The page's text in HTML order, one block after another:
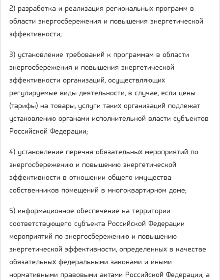
2) разработка и реализация региональных программ в
области энергосбережения и повышения энергетической
эффективности;
3) установление требований к программам в области
энергосбережения и повышения энергетической
эффективности организаций, осуществляющих
регулируемые виды деятельности, в случае, если цены
(тарифы) на товары, услуги таких организаций подлежат
установлению органами исполнительной власти субъектов
Российской Федерации;
4) установление перечня обязательных мероприятий по
энергосбережению и повышению энергетической
эффективности в отношении общего имущества
собственников помещений в многоквартирном доме;
5) информационное обеспечение на территории
соответствующего субъекта Российской Федерации
мероприятий по энергосбережению и повышению
энергетической эффективности, определенных в качестве
обязательных федеральными законами и иными
нормативными правовыми актами Российской Федерации, а